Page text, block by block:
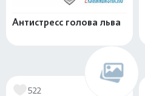
Антистресс голова льва
522